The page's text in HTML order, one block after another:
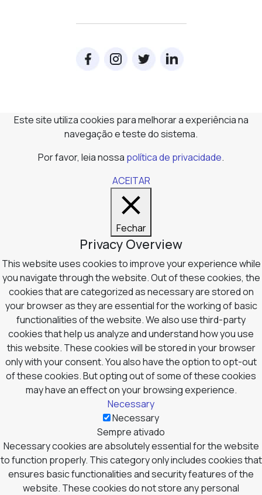
Este site utiliza cookies para melhorar a experiência na
navegação e teste do sistema.
Por favor, leia nossa política de privacidade.
ACEITAR
Fechar
Privacy Overview
This website uses cookies to improve your experience while
you navigate through the website. Out of these cookies, the
cookies that are categorized as necessary are stored on
your browser as they are essential for the working of basic
functionalities of the website. We also use third-party
cookies that help us analyze and understand how you use
this website. These cookies will be stored in your browser
only with your consent. You also have the option to opt-out
of these cookies. But opting out of some of these cookies
may have an effect on your browsing experience.
Necessary
Necessary
Sempre ativado
Necessary cookies are absolutely essential for the website
to function properly. This category only includes cookies that
ensures basic functionalities and security features of the
website. These cookies do not store any personal